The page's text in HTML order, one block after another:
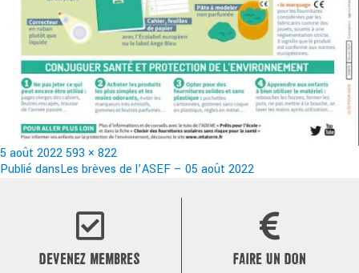
Publié
le
5 août 2022Taille
réelle
593 × 822
Navigation
Publié dansLes brèves de l’ASEF – 05 août 2022
DEVENEZ MEMBRES FAIRE UN DON